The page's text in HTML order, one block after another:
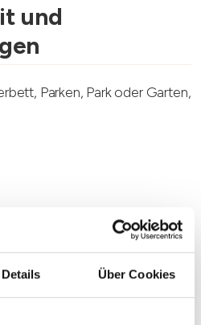
Details Über Cookies
und
Parken, Park oder Garten,